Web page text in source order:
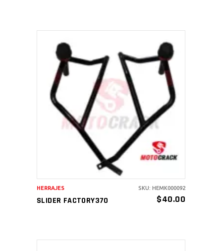
AÑADIR AL CARRITO
SLIDER FACTORY370 $40.00
HERRAJES SKU: HEMK000092